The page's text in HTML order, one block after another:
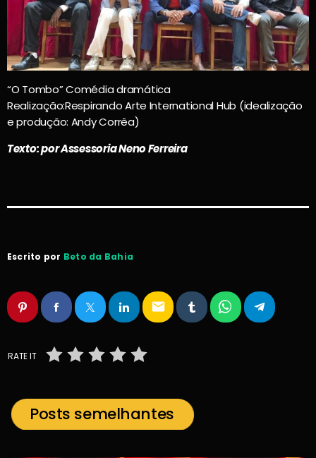
“O Tombo” Comédia dramática
Realização:Respirando Arte International Hub (idealização
e produção: Andy Corrêa)
Texto: por Assessoria Neno Ferreira
Escrito por Beto da Bahia
email
RATE IT
Posts semelhantes